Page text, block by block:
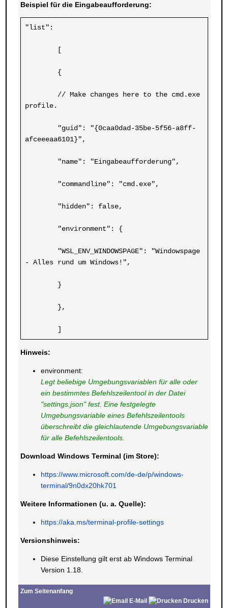
Beispiel für die Eingabeaufforderung:
"list":
	[
	{
profile.
afceeeaa6101}",
	"name": "Eingabeaufforderung",
	"commandline": "cmd.exe",
	"hidden": false,
	"environment": {
- Alles rund um Windows!",
	}
	},
	]
Hinweis:
environment:
Legt beliebige Umgebungsvariablen für alle oder
ein bestimmtes Befehlszeilentool in der Datei
"settings.json" fest. Eine festgelegte
Umgebungsvariable eines Befehlszeilentools
überschreibt die gleichlautende Umgebungsvariable
für alle Befehlszeilentools.
Download Windows Terminal (im Store):
https://www.microsoft.com/de-de/p/windows-
terminal/9n0dx20hk701
Weitere Informationen (u. a. Quelle):
https://aka.ms/terminal-profile-settings
Versionshinweis:
Diese Einstellung gilt erst ab Windows Terminal
Version 1.18.
Zum Seitenanfang
E-Mail
Drucken